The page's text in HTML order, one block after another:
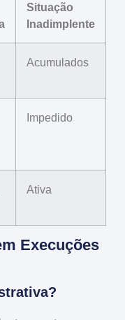
Situação
Inadimplente
Acumulados
Impedido
Ativa
Execuções